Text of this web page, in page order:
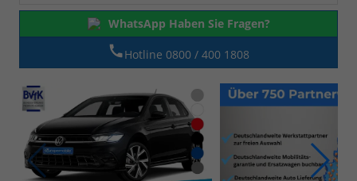
WhatsApp Haben Sie Fragen?
Hotline 0800 / 400 1808